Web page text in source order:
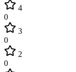
4
0
3
0
2
0